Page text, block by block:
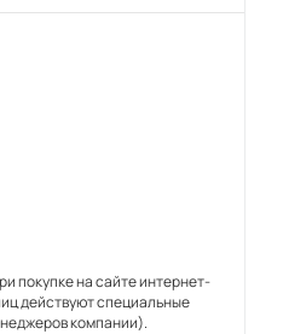
покупке на сайте интернет-
действуют специальные
компании).